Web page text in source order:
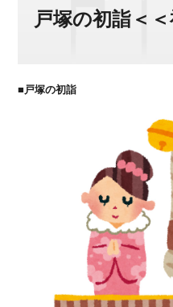
戸塚の初詣＜
■戸塚の初詣